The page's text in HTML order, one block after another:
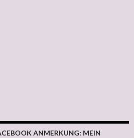
ANMERKUNG: MEIN